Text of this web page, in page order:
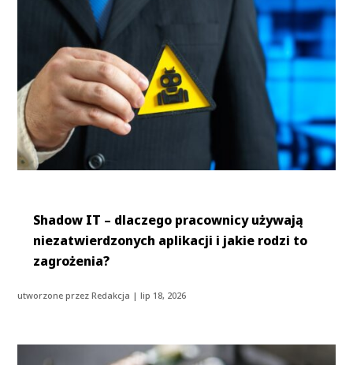
Shadow IT – dlaczego pracownicy używają
niezatwierdzonych aplikacji i jakie rodzi to
zagrożenia?
utworzone przezRedakcja |lip 18, 2026